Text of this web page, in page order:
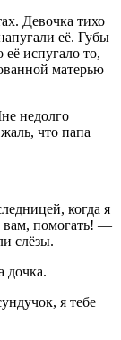
Девочка тихо
её. Губы
испугало то,
матерью
недолго
что папа
когда я
вам, помогать! —
слёзы.
дочка.
я тебе